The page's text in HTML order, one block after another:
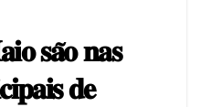
𝐬𝐚̃𝐨 𝐧𝐚𝐬
𝐝𝐞